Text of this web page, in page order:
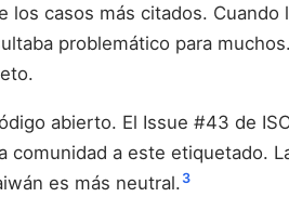
casos más citados.
problemático para
abierto. El Issue #43 de
a este etiquetado.
es más neutral.3